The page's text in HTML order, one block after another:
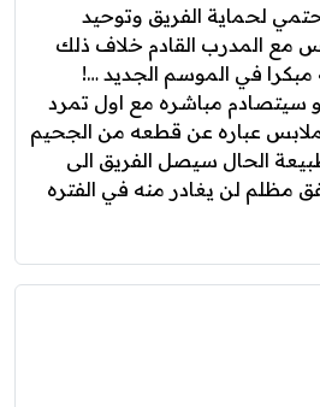
لحماية الفريق وتوحيد
مع المدرب القادم خلاف ذلك
في الموسم الجديد …!
سيتصادم مباشره مع اول تمرد
عباره عن قطعه من الجحيم
الحال سيصل الفريق الى
لن يغادر منه في الفتره